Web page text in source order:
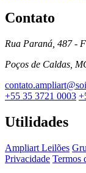
Contato
Rua Paraná, 487 -
Poços de Caldas,
+55 35 3721 0003
Utilidades
Ampliart Leilões
Privacidade Termos